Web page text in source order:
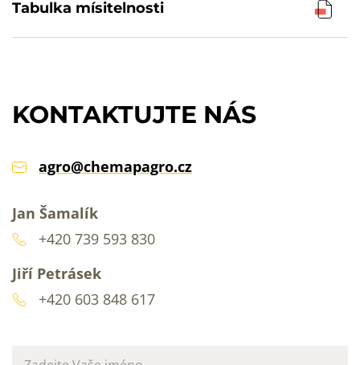
Tabulka mísitelnosti
KONTAKTUJTE NÁS
agro@chemapagro.cz
Jan Šamalík
+420 739 593 830
Jiří Petrásek
+420 603 848 617